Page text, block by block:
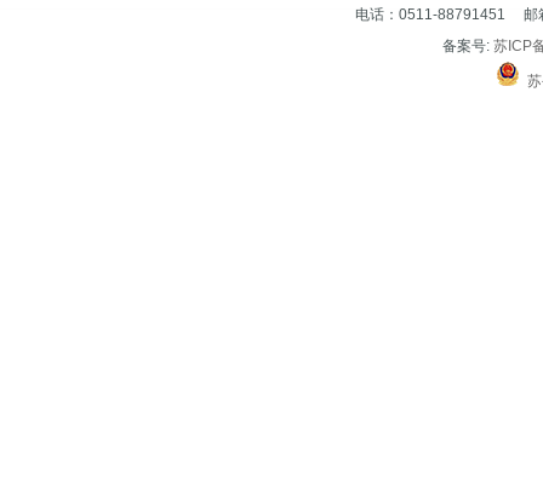
电话：0511-88791451 邮
备案号: 苏ICP